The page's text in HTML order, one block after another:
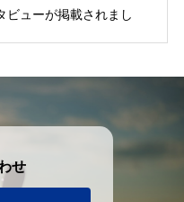
ビューが掲載されまし
せ